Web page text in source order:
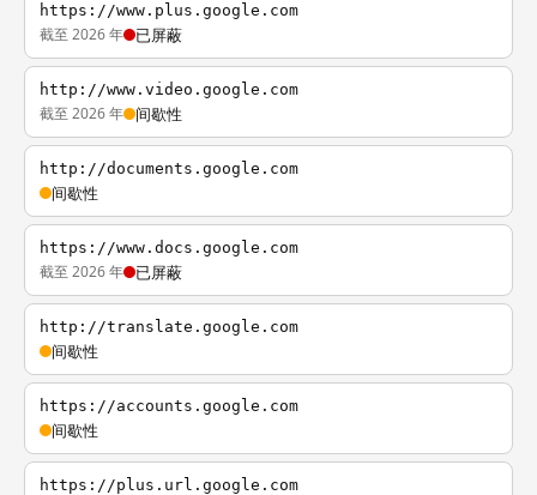
https://www.plus.google.com
截至 2026 年 已屏蔽
http://www.video.google.com
截至 2026 年 间歇性
http://documents.google.com
间歇性
https://www.docs.google.com
截至 2026 年 已屏蔽
http://translate.google.com
间歇性
https://accounts.google.com
间歇性
https://plus.url.google.com